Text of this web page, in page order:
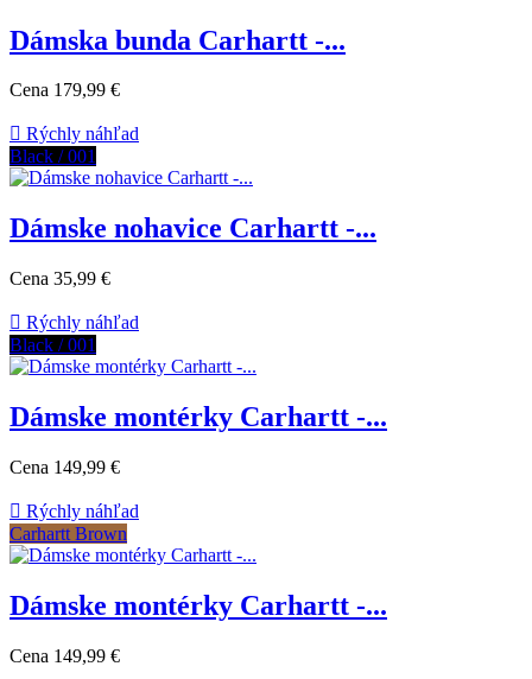
Dámska bunda Carhartt -...
Cena 179,99 €
 Rýchly náhľad
Black / 001
Dámske nohavice Carhartt -...
Cena 35,99 €
 Rýchly náhľad
Black / 001
Dámske montérky Carhartt -...
Cena 149,99 €
 Rýchly náhľad
Carhartt Brown
Dámske montérky Carhartt -...
Cena 149,99 €